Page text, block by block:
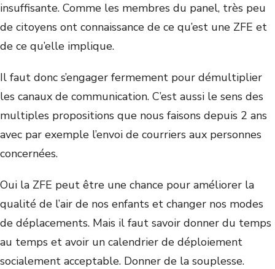
insuffisante. Comme les membres du panel, très peu
de citoyens ont connaissance de ce qu’est une ZFE et
de ce qu’elle implique.
Il faut donc s’engager fermement pour démultiplier
les canaux de communication. C’est aussi le sens des
multiples propositions que nous faisons depuis 2 ans
avec par exemple l’envoi de courriers aux personnes
concernées.
Oui la ZFE peut être une chance pour améliorer la
qualité de l’air de nos enfants et changer nos modes
de déplacements. Mais il faut savoir donner du temps
au temps et avoir un calendrier de déploiement
socialement acceptable. Donner de la souplesse.